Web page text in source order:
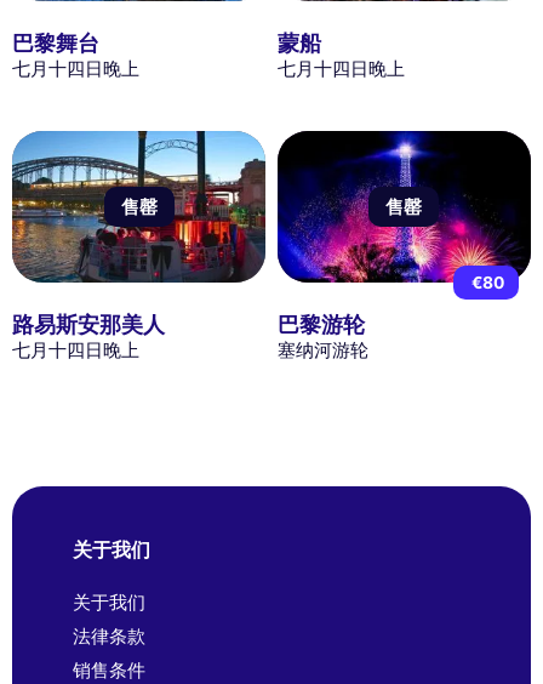
巴黎舞台
七月十四日晚上
蒙船
七月十四日晚上
售罄
路易斯安那美人
七月十四日晚上
售罄
€80
巴黎游轮
塞纳河游轮
关于我们
关于我们
法律条款
销售条件